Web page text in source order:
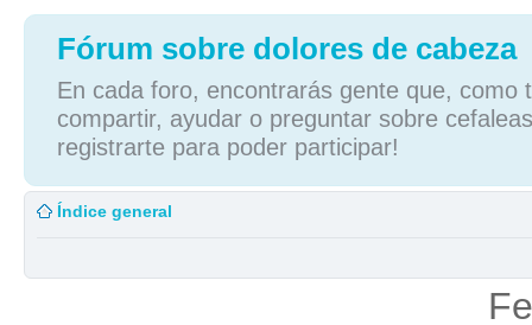
Fórum sobre dolores de cabeza
En cada foro, encontrarás gente que, como
compartir, ayudar o preguntar sobre
registrarte para poder participar!
Índice general